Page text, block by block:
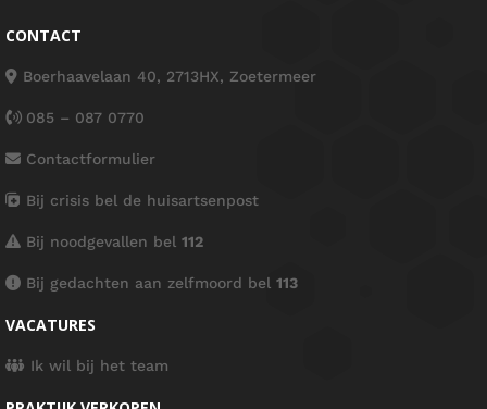
CONTACT
Boerhaavelaan 40, 2713HX, Zoetermeer
085 – 087 0770
Contactformulier
Bij crisis bel de huisartsenpost
Bij noodgevallen bel 112
Bij gedachten aan zelfmoord bel 113
VACATURES
Ik wil bij het team